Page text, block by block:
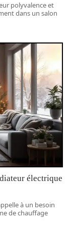
polyvalence et
dans un salon
électrique
à un besoin
de chauffage